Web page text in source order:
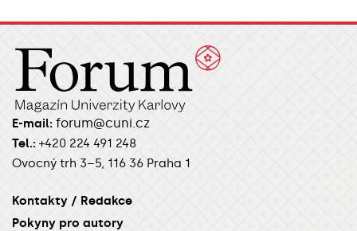
E-mail: forum@cuni.cz
Tel.: +420 224 491 248
Ovocný trh 3–5, 116 36 Praha 1
Kontakty / Redakce
Pokyny pro autory